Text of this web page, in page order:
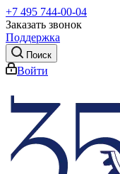
+7 495 744-00-04
Заказать звонок
Поддержка
Поиск
Войти